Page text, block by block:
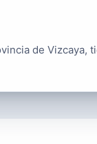
de Vizcaya,